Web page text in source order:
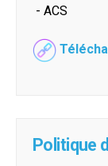
- ACS
Politique